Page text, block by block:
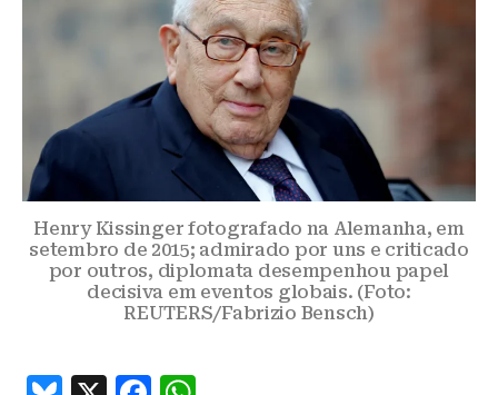
Henry Kissinger fotografado na Alemanha, em
setembro de 2015; admirado por uns e criticado
por outros, diplomata desempenhou papel
decisiva em eventos globais. (Foto:
REUTERS/Fabrizio Bensch)